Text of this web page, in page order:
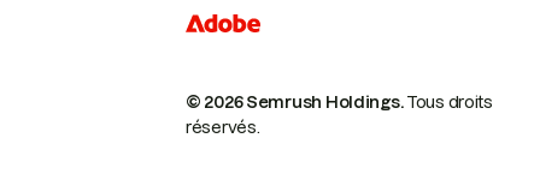
© 2026 Semrush Holdings.Tous droits
réservés.